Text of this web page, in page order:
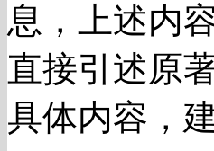
息，上述内
直接引述原
具体内容，